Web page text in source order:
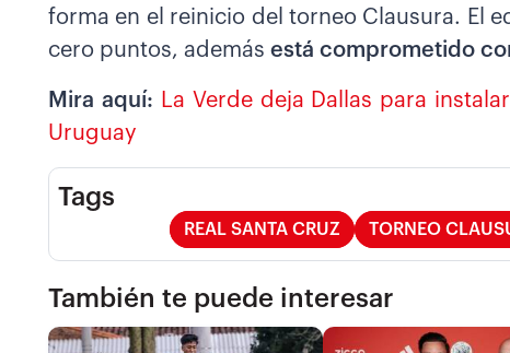
forma en el reinicio del torneo Clausura. El
cero puntos, además está comprometido
Mira aquí: La Verde deja Dallas para
Uruguay
Tags
REAL SANTA CRUZ TORNEO
También te puede interesar